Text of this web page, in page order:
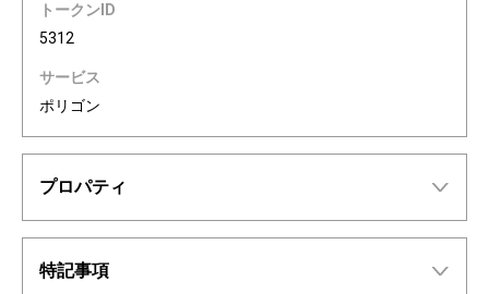
トークンID
5312
サービス
ポリゴン
プロパティ
特記事項